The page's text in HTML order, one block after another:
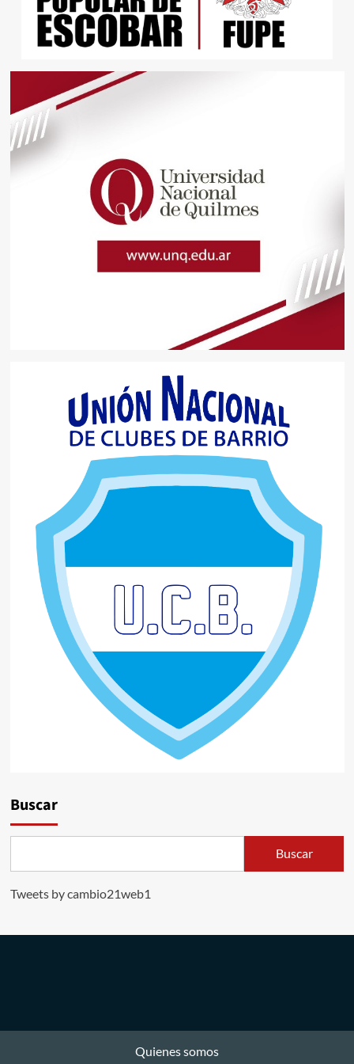
Buscar
Buscar
Tweets by cambio21web1
Quienes somos